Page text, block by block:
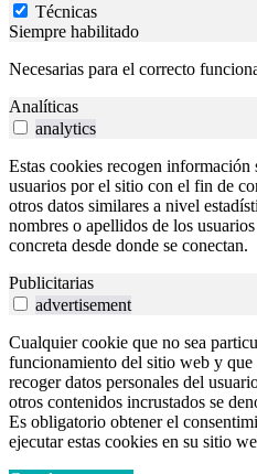
Técnicas
Siempre habilitado
Necesarias para el correcto
Analíticas
analytics
Estas cookies recogen información
usuarios por el sitio con el fin de
otros datos similares a nivel
nombres o apellidos de los
concreta desde donde se conectan.
Publicitarias
advertisement
Cualquier cookie que no sea
funcionamiento del sitio web y que
recoger datos personales del
otros contenidos incrustados se
Es obligatorio obtener el
ejecutar estas cookies en su sitio